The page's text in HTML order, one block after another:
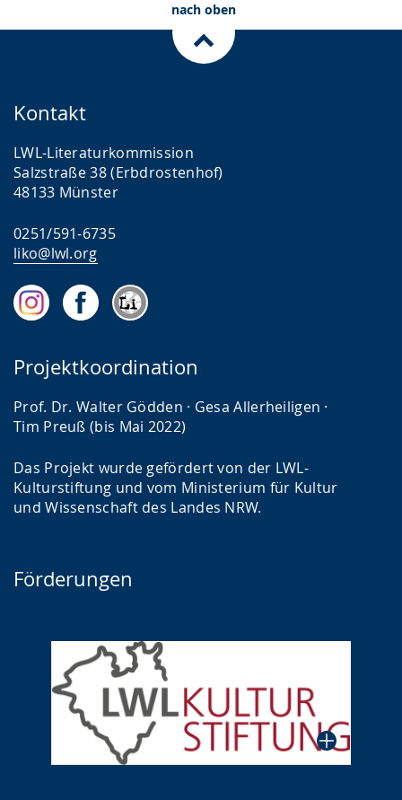
nach oben
Kontakt
LWL-Literaturkommission
Salzstraße 38 (Erbdrostenhof)
48133 Münster
0251/591-6735
liko@lwl.org
Projektkoordination
Prof. Dr. Walter Gödden · Gesa Allerheiligen ·
Tim Preuß (bis Mai 2022)
Das Projekt wurde gefördert von der LWL-
Kulturstiftung und vom Ministerium für Kultur
und Wissenschaft des Landes NRW.
Förderungen